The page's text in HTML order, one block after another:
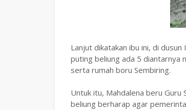
Lanjut dikatakan ibu ini, di
puting beliung ada 5 diantarnya
serta rumah boru Sembiring.
Untuk itu, Mahdalena beru Guru
beliung berharap agar